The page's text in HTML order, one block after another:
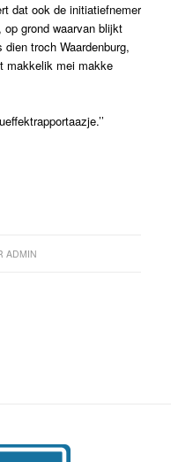
dat ook de initiatiefnemer
grond waarvan blijkt
troch Waardenburg,
makkelik mei makke
ADMIN